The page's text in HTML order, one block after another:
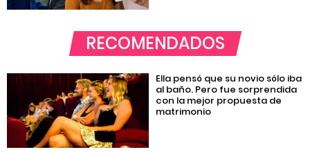
RECOMENDADOS
Ella pensó que su novio sólo iba
al baño. Pero fue sorprendida
con la mejor propuesta de
matrimonio